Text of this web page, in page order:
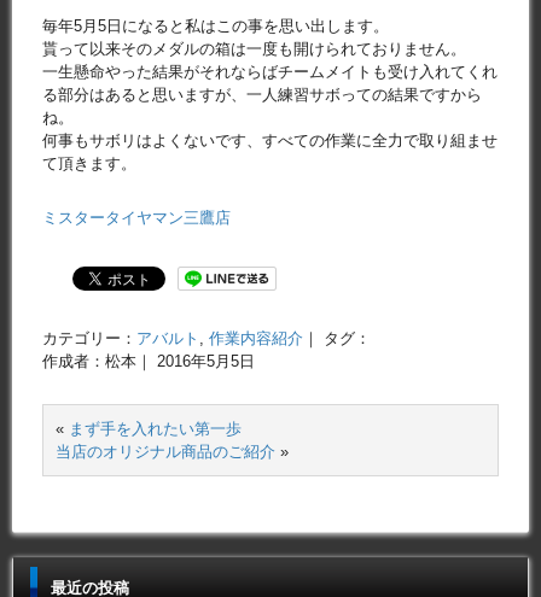
毎年5月5日になると私はこの事を思い出します。
貰って以来そのメダルの箱は一度も開けられておりません。
一生懸命やった結果がそれならばチームメイトも受け入れてくれ
る部分はあると思いますが、一人練習サボっての結果ですから
ね。
何事もサボリはよくないです、すべての作業に全力で取り組ませ
て頂きます。
ミスタータイヤマン三鷹店
カテゴリー： アバルト 作業内容紹介 ｜ タグ：
作成者：松本｜ 2016年5月5日
« まず手を入れたい第一歩
当店のオリジナル商品のご紹介 »
最近の投稿